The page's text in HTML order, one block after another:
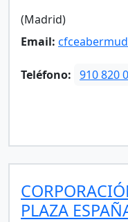
(Madrid)
Email:
Teléfono: 910 820
PLAZA